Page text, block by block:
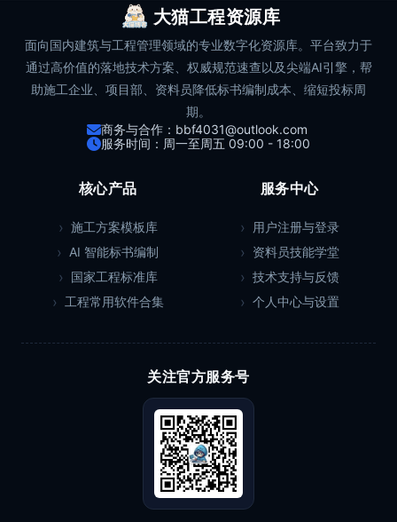
大猫工程资源库
面向国内建筑与工程管理领域的专业数字化资源库。平台致力于
通过高价值的落地技术方案、权威规范速查以及尖端AI引擎，帮
助施工企业、项目部、资料员降低标书编制成本、缩短投标周
期。
商务与合作：bbf4031@outlook.com
服务时间：周一至周五 09:00 - 18:00
核心产品
施工方案模板库
AI 智能标书编制
国家工程标准库
工程常用软件合集
服务中心
用户注册与登录
资料员技能学堂
技术支持与反馈
个人中心与设置
关注官方服务号